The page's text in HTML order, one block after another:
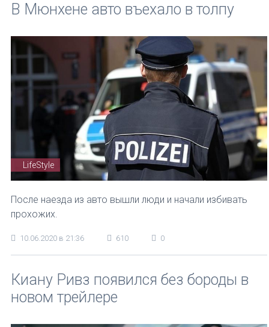
В Мюнхене авто въехало в толпу
LifeStyle
После наезда из авто вышли люди и начали избивать
прохожих.
10.06.2020 в 21:36 610 0
Киану Ривз появился без бороды в
новом трейлере